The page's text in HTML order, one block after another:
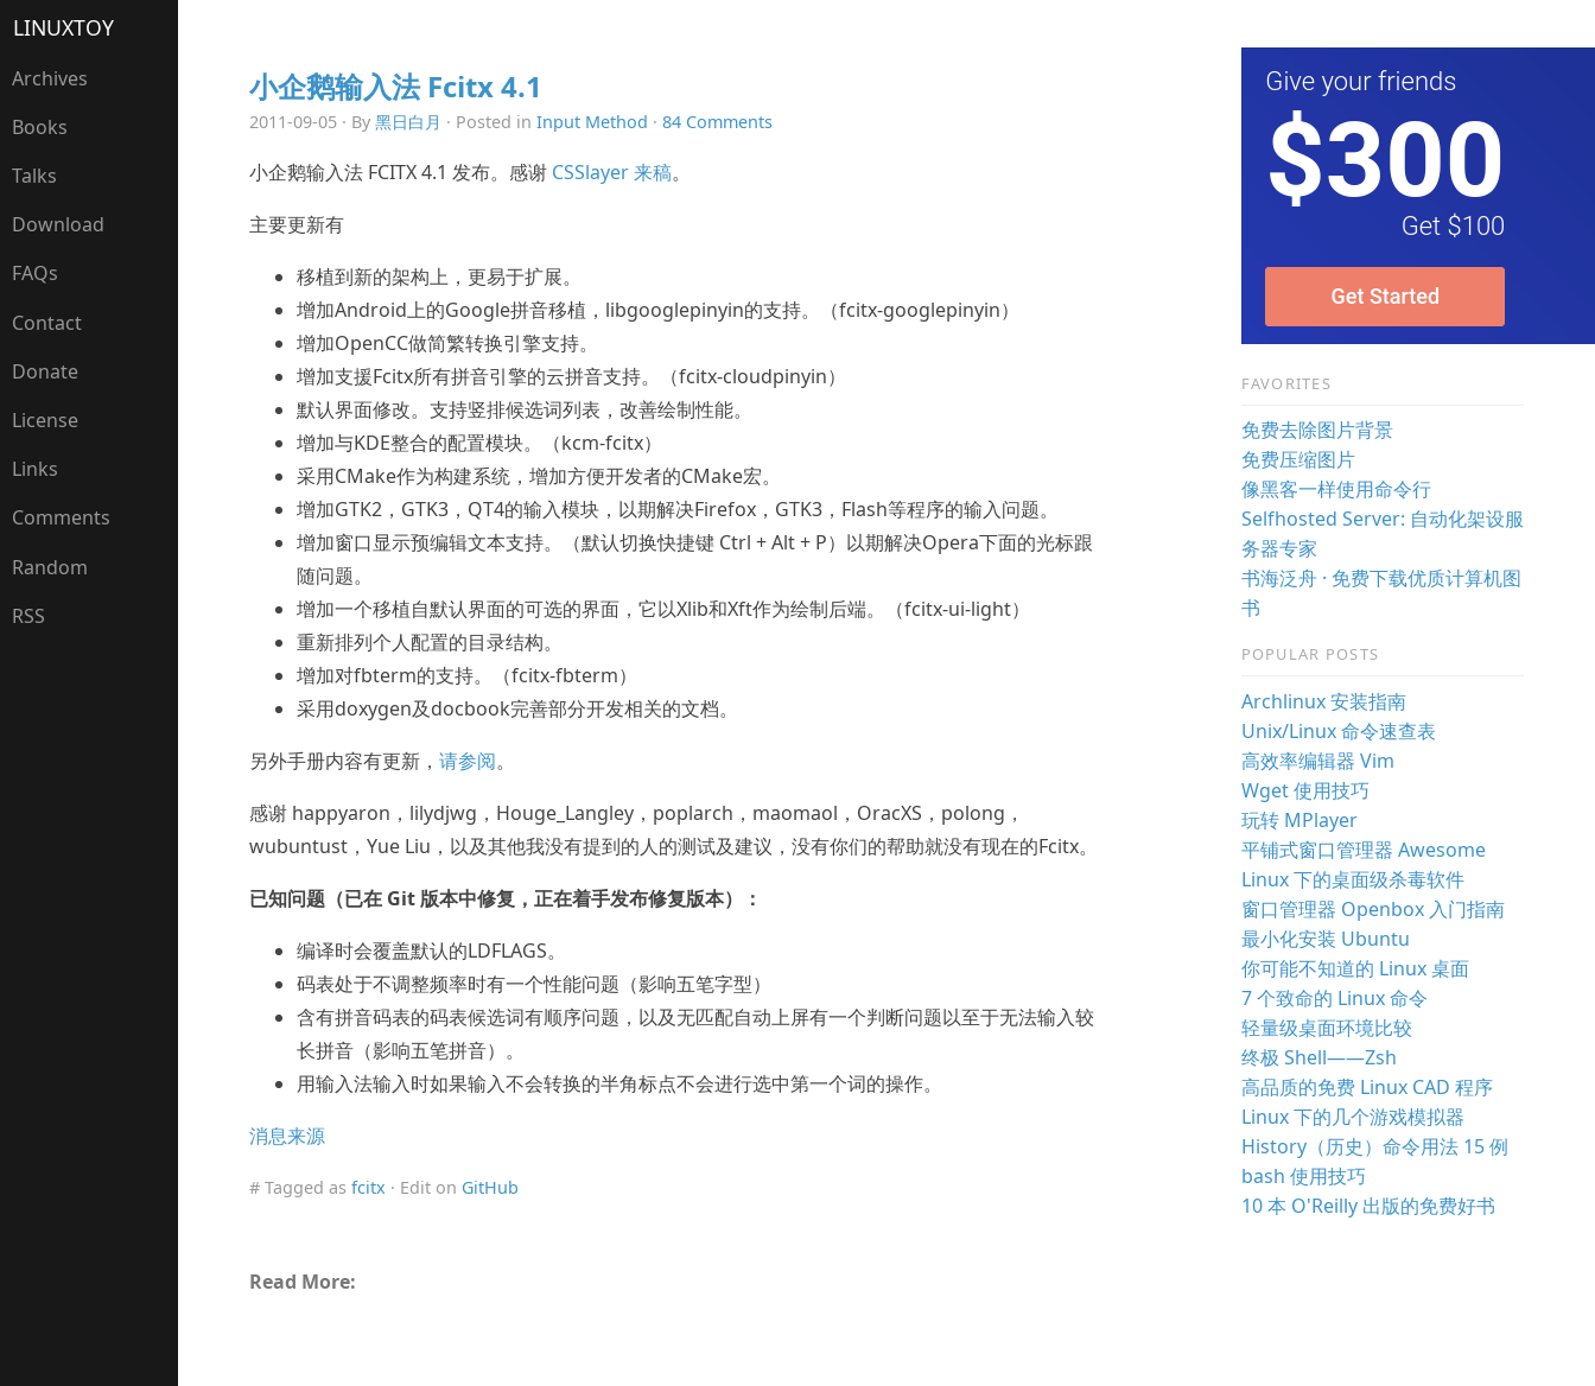
LINUXTOY
Archives
Books
Talks
Download
FAQs
Contact
Donate
License
Links
Comments
Random
RSS
小企鹅输入法 Fcitx 4.1
2011-09-05 · By 黑日白月 · Posted in Input Method · 84 Comments
小企鹅输入法 FCITX 4.1 发布。感谢 CSSlayer 来稿。
主要更新有
移植到新的架构上，更易于扩展。
增加Android上的Google拼音移植，libgooglepinyin的支持。（fcitx-googlepinyin）
增加OpenCC做简繁转换引擎支持。
增加支援Fcitx所有拼音引擎的云拼音支持。（fcitx-cloudpinyin）
默认界面修改。支持竖排候选词列表，改善绘制性能。
增加与KDE整合的配置模块。（kcm-fcitx）
采用CMake作为构建系统，增加方便开发者的CMake宏。
增加GTK2，GTK3，QT4的输入模块，以期解决Firefox，GTK3，Flash等程序的输入问题。
增加窗口显示预编辑文本支持。（默认切换快捷键 Ctrl + Alt + P）以期解决Opera下面的光标跟
随问题。
增加一个移植自默认界面的可选的界面，它以Xlib和Xft作为绘制后端。（fcitx-ui-light）
重新排列个人配置的目录结构。
增加对fbterm的支持。（fcitx-fbterm）
采用doxygen及docbook完善部分开发相关的文档。
另外手册内容有更新， 请参阅。
感谢 happyaron，lilydjwg，Houge_Langley，poplarch，maomaol，OracXS，polong，
wubuntust，Yue Liu，以及其他我没有提到的人的测试及建议，没有你们的帮助就没有现在的Fcitx。
已知问题（已在 Git 版本中修复，正在着手发布修复版本）：
编译时会覆盖默认的LDFLAGS。
码表处于不调整频率时有一个性能问题（影响五笔字型）
含有拼音码表的码表候选词有顺序问题，以及无匹配自动上屏有一个判断问题以至于无法输入较
长拼音（影响五笔拼音）。
用输入法输入时如果输入不会转换的半角标点不会进行选中第一个词的操作。
消息来源
# Tagged as fcitx · Edit on GitHub
Read More:
FAVORITES
免费去除图片背景
免费压缩图片
像黑客一样使用命令行
Selfhosted Server: 自动化架设服
务器专家
书海泛舟 · 免费下载优质计算机图
书
POPULAR POSTS
Archlinux 安装指南
Unix/Linux 命令速查表
高效率编辑器 Vim
Wget 使用技巧
玩转 MPlayer
平铺式窗口管理器 Awesome
Linux 下的桌面级杀毒软件
窗口管理器 Openbox 入门指南
最小化安装 Ubuntu
你可能不知道的 Linux 桌面
7 个致命的 Linux 命令
轻量级桌面环境比较
终极 Shell——Zsh
高品质的免费 Linux CAD 程序
Linux 下的几个游戏模拟器
History（历史）命令用法 15 例
bash 使用技巧
10 本 O'Reilly 出版的免费好书